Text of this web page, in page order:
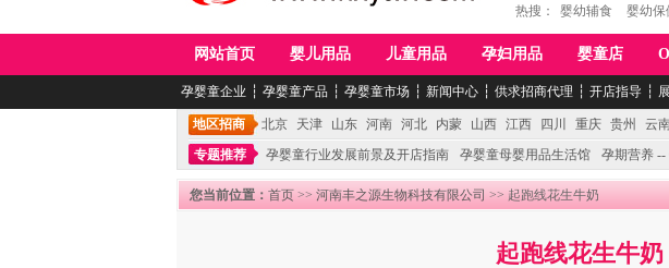
热搜： 婴幼辅食 婴幼保
网站首页 婴儿用品 儿童用品 孕妇用品 婴童店
孕婴童企业 ┆ 孕婴童产品 ┆ 孕婴童市场 ┆ 新闻中心 ┆ 供求招商代理 ┆ 开店指导 ┆
地区招商 北京 天津 山东 河南 河北 内蒙 山西 江西 四川 重庆 贵州 云
专题推荐
孕婴童行业发展前景及开店指南 孕婴童母婴用品生活馆 孕期营养 --
您当前位置： 首页 >> 河南丰之源生物科技有限公司 >> 起跑线花生牛奶
起跑线花生牛奶